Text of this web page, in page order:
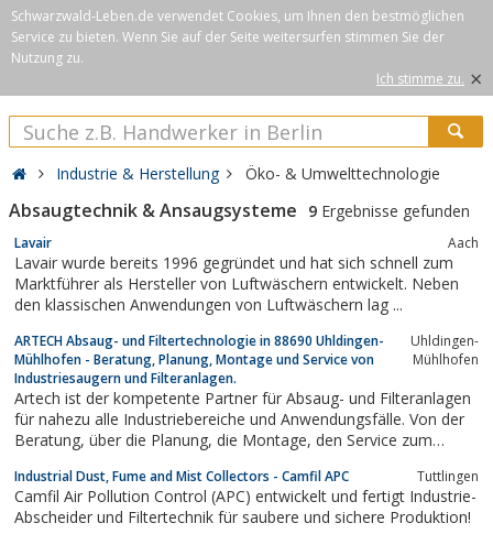
Schwarzwald-Leben.de verwendet Cookies, um Ihnen den bestmöglichen
Service zu bieten. Wenn Sie auf der Seite weitersurfen stimmen Sie der
Nutzung zu.
Ich stimme zu. ×
Industrie & Herstellung Öko- & Umwelttechnologie
Absaugtechnik & Ansaugsysteme 9 Ergebnisse gefunden
Lavair Aach
Lavair wurde bereits 1996 gegründet und hat sich schnell zum
Marktführer als Hersteller von Luftwäschern entwickelt. Neben
den klassischen Anwendungen von Luftwäschern lag ...
ARTECH Absaug- und Filtertechnologie in 88690 Uhldingen-
Mühlhofen - Beratung, Planung, Montage und Service von
Industriesaugern und Filteranlagen.
Uhldingen-
Mühlhofen
Artech ist der kompetente Partner für Absaug- und Filteranlagen
für nahezu alle Industriebereiche und Anwendungsfälle. Von der
Beratung, über die Planung, die Montage, den Service zum
Industrial Dust, Fume and Mist Collectors - Camfil APC Tuttlingen
Camfil Air Pollution Control (APC) entwickelt und fertigt Industrie-
Abscheider und Filtertechnik für saubere und sichere Produktion!